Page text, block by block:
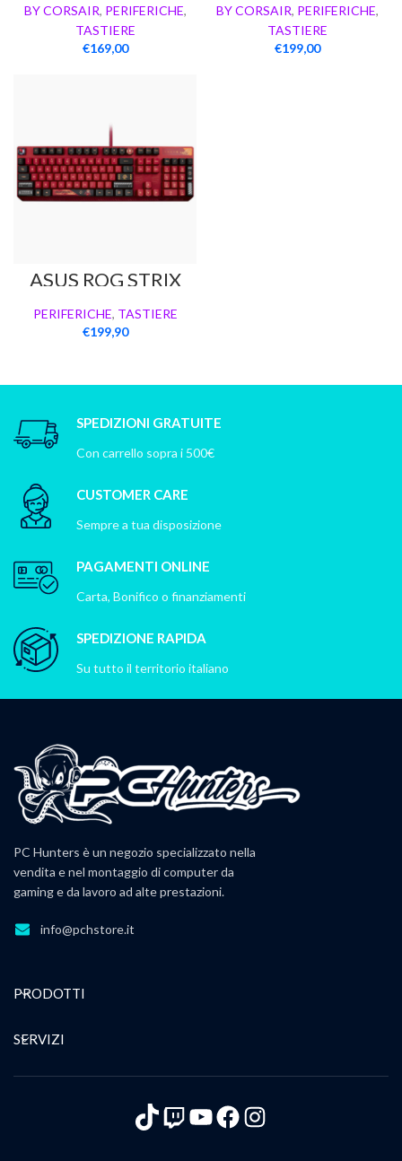
BY CORSAIR, PERIFERICHE,
TASTIERE
€169,00
BY CORSAIR, PERIFERICHE,
TASTIERE
€199,00
ASUS ROG STRIX
SCOPE RX EVA-02
Edition
PERIFERICHE, TASTIERE
€199,90
SPEDIZIONI GRATUITE
Con carrello sopra i 500€
CUSTOMER CARE
Sempre a tua disposizione
PAGAMENTI ONLINE
Carta, Bonifico o finanziamenti
SPEDIZIONE RAPIDA
Su tutto il territorio italiano
PC Hunters è un negozio specializzato nella
vendita e nel montaggio di computer da
gaming e da lavoro ad alte prestazioni.
info@pchstore.it
PRODOTTI
SERVIZI
TikTok
Twitch
YouTube
Facebook
Instagram